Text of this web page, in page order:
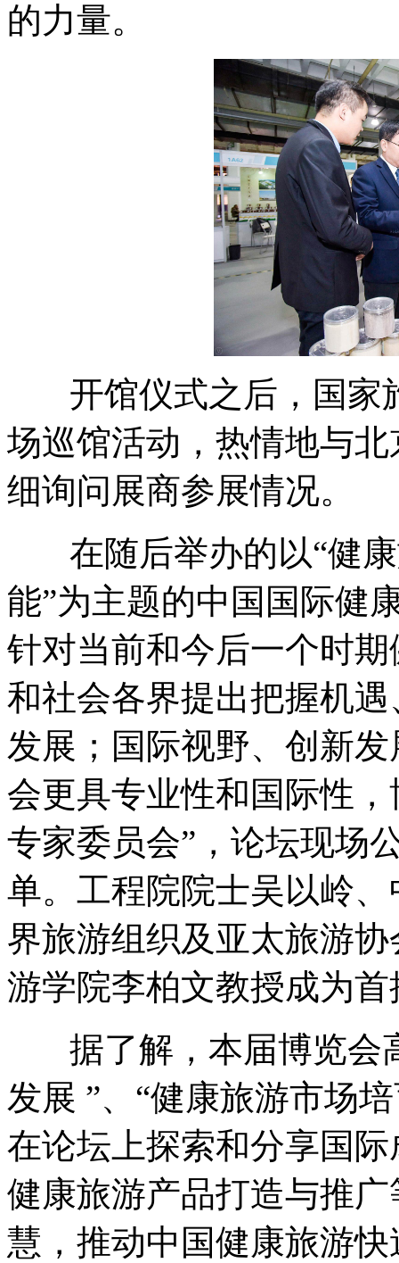
的力量。
开馆仪式之后，国家
场巡馆活动，热情地与
细询问展商参展情况。
在随后举办的以“健
能”为主题的中国国际健
针对当前和今后一个时
和社会各界提出把握机
发展；国际视野、创新
会更具专业性和国际性
专家委员会”，论坛现场
单。工程院院士吴以岭
界旅游组织及亚太旅游
游学院李柏文教授成为
据了解，本届博览会
发展 ”、“健康旅游市场
在论坛上探索和分享国
健康旅游产品打造与推
慧，推动中国健康旅游